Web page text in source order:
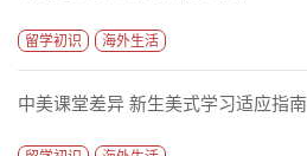
留学初识 海外生活
中美课堂差异 新生美式学习适应指南